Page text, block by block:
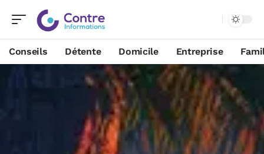
Conseils Détente Domicile Entreprise